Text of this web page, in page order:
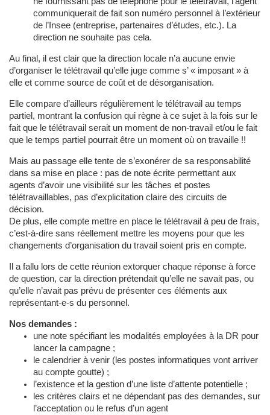
communiquerait de fait son numéro personnel à l’extérieur
de l’Insee (entreprise, partenaires d’études, etc.). La
direction ne souhaite pas cela.
Au final, il est clair que la direction locale n’a aucune envie
d’organiser le télétravail qu’elle juge comme s’ « imposant » à
elle et comme source de coût et de désorganisation.
Elle compare d’ailleurs régulièrement le télétravail au temps
partiel, montrant la confusion qui règne à ce sujet à la fois sur le
fait que le télétravail serait un moment de non-travail et/ou le fait
que le temps partiel pourrait être un moment où on travaille !!
Mais au passage elle tente de s’exonérer de sa responsabilité
dans sa mise en place : pas de note écrite permettant aux
agents d’avoir une visibilité sur les tâches et postes
télétravaillables, pas d’explicitation claire des circuits de
décision.
De plus, elle compte mettre en place le télétravail à peu de frais,
c’est-à-dire sans réellement mettre les moyens pour que les
changements d’organisation du travail soient pris en compte.
Il a fallu lors de cette réunion extorquer chaque réponse à force
de question, car la direction prétendait qu’elle ne savait pas, ou
qu’elle n’avait pas prévu de présenter ces éléments aux
représentant-e-s du personnel.
Nos demandes :
une note spécifiant les modalités employées à la DR pour
lancer la campagne ;
le calendrier à venir (les postes informatiques vont arriver
au compte goutte) ;
l’existence et la gestion d’une liste d’attente potentielle ;
les critères clairs et ne dépendant pas des demandes, sur
l’acceptation ou le refus d’un agent